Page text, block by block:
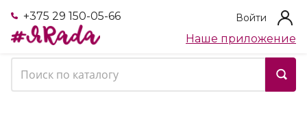
+375 29 150-05-66 Войти
Наше приложение